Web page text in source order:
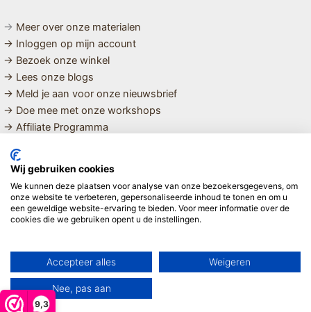
9,3
→ Meer over onze materialen
→ Inloggen op mijn account
→ Bezoek onze winkel
→ Lees onze blogs
→ Meld je aan voor onze nieuwsbrief
→ Doe mee met onze workshops
→ Affiliate Programma
MET LIEFDE SAMENGESTELDE
BIOLOGISCHE EN DUURZAME PRODUCTEN VOOR HET HELE
GEZIN
Wij gebruiken cookies
We kunnen deze plaatsen voor analyse van onze bezoekersgegevens, om
onze website te verbeteren, gepersonaliseerde inhoud te tonen en om u
een geweldige website-ervaring te bieden. Voor meer informatie over de
cookies die we gebruiken opent u de instellingen.
Accepteer alles Weigeren
Nee, pas aan